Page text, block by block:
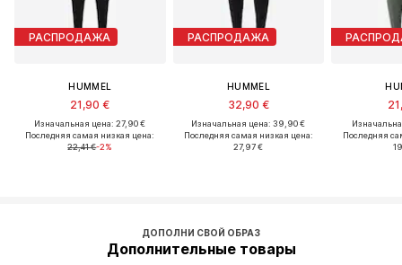
РАСПРОДАЖА
HUMMEL
21,90 €
Изначальная цена: 27,90 €
Последняя самая низкая цена:
22,41 €-2%
РАСПРОДАЖА
HUMMEL
32,90 €
Изначальная цена: 39,90 €
Последняя самая низкая цена:
27,97 €
Последняя
ДОПОЛНИ СВОЙ ОБРАЗ
Дополнительные товары